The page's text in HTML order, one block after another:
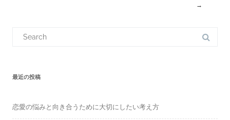
→
f
o
最近の投稿
恋愛の悩みと向き合うために大切にしたい考え方